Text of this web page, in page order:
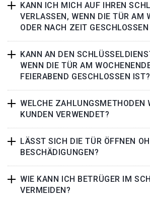
KANN ICH MICH AUF IHREN
VERLASSEN, WENN DIE TÜR AM
ODER NACH ZEIT
KANN AN DEN
WENN DIE TÜR AM
FEIERABEND GESCHLOSSEN IST?
WELCHE ZAHLUNGSMETHODEN
KUNDEN VERWENDET?
LÄSST SICH DIE TÜR ÖFFNEN
BESCHÄDIGUNGEN?
WIE KANN ICH BETRÜGER IM
VERMEIDEN?